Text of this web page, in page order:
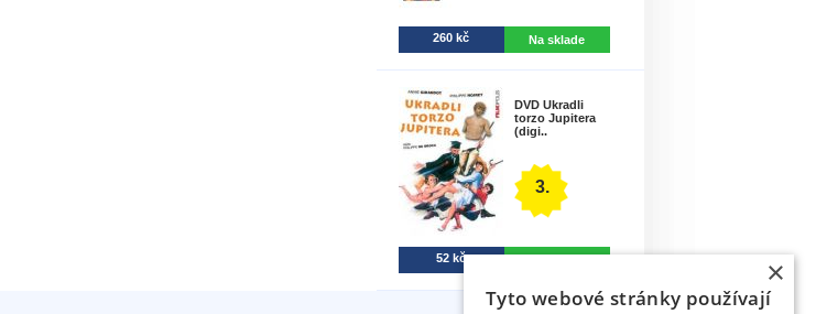
260 kč Na sklade
DVD Ukradli
torzo Jupitera
(digi..
3.
52 kč ×
Tyto webové stránky používají